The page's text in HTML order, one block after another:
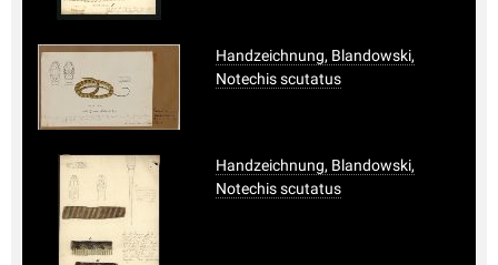
Handzeichnung, Blandowski,
Notechis scutatus
Handzeichnung, Blandowski,
Notechis scutatus